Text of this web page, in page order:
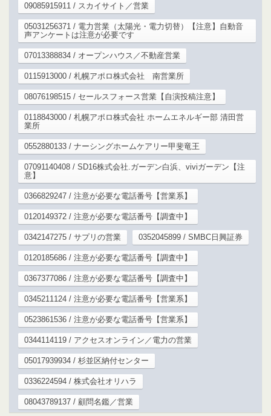
09085915911 / スカイサイト／営業
05031256371 / 電力営業（太陽光・電力切替）【注意】自動音
声アンケートは注意が必要です
07013388834 / オープンハウス／不動産営業
0115913000 / 札幌アポロ株式会社 南営業所
08076198515 / セールスフォース営業【自演投稿注意】
0118843000 / 札幌アポロ株式会社 ホームエネルギー部 清田営
業所
0552880133 / ナーシングホームケアリー甲斐竜王
07091140408 / SD16株式会社.ガーデン白浜、viviガーデン【注
意】
0366829247 / 注意が必要な電話番号【営業系】
0120149372 / 注意が必要な電話番号【調査中】
0342147275 / サプリの営業 0352045899 / SMBC日興証券
0120185686 / 注意が必要な電話番号【調査中】
0367377086 / 注意が必要な電話番号【調査中】
0345211124 / 注意が必要な電話番号【営業系】
0523861536 / 注意が必要な電話番号【営業系】
0344114119 / アクセスオンライン／電力の営業
05017939934 / 杉並区納付センター
0336224594 / 株式会社オリハラ
08043789137 / 顧問名鑑／営業